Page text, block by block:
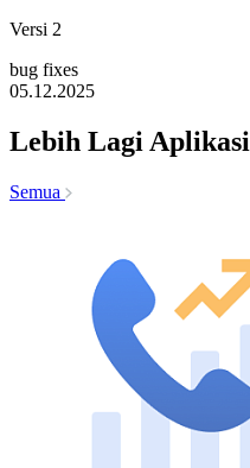
Versi 2
bug fixes
05.12.2025
Lebih Lagi Aplikasi
Semua